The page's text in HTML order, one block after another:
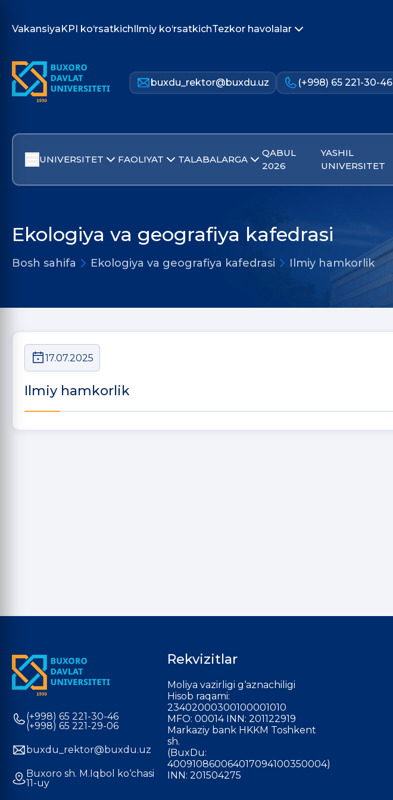
VakansiyaKPI ko‘rsatkichIlmiy ko‘rsatkichTezkor havolalar
buxdu_rektor@buxdu.uz (+998) 65 221-30-46
UNIVERSITET FAOLIYAT TALABALARGA
QABUL
2026
YASHIL
UNIVERSITET
Ekologiya va geografiya kafedrasi
Bosh sahifa Ekologiya va geografiya kafedrasi Ilmiy hamkorlik
17.07.2025
Ilmiy hamkorlik
(+998) 65 221-30-46
(+998) 65 221-29-06
buxdu_rektor@buxdu.uz
Buxoro sh. M.Iqbol ko‘chasi
11-uy
Rekvizitlar
Moliya vazirligi g‘aznachiligi
Hisob raqami:
23402000300100001010
MFO: 00014 INN: 201122919
Markaziy bank HKKM Toshkent
sh.
(BuxDu:
400910860064017094100350004)
INN: 201504275